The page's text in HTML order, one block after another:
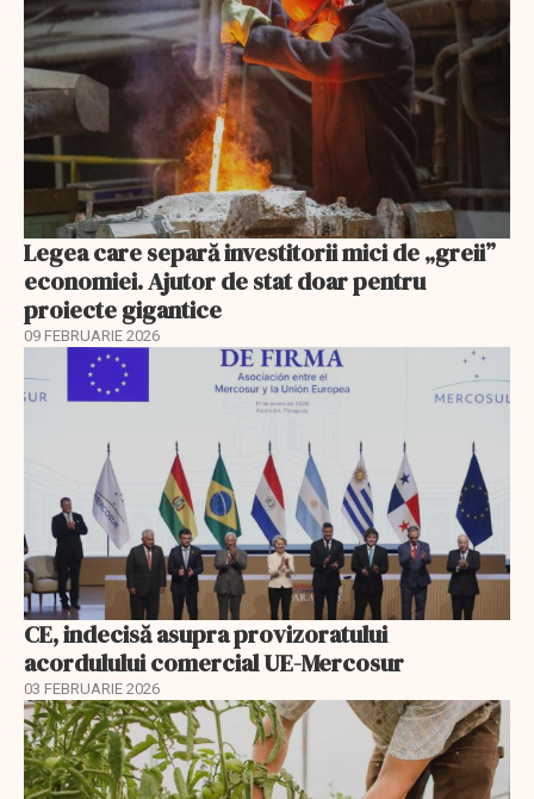
Legea care separă investitorii mici de „greii”
economiei. Ajutor de stat doar pentru
proiecte gigantice
09 FEBRUARIE 2026
CE, indecisă asupra provizoratului
acordulului comercial UE-Mercosur
03 FEBRUARIE 2026